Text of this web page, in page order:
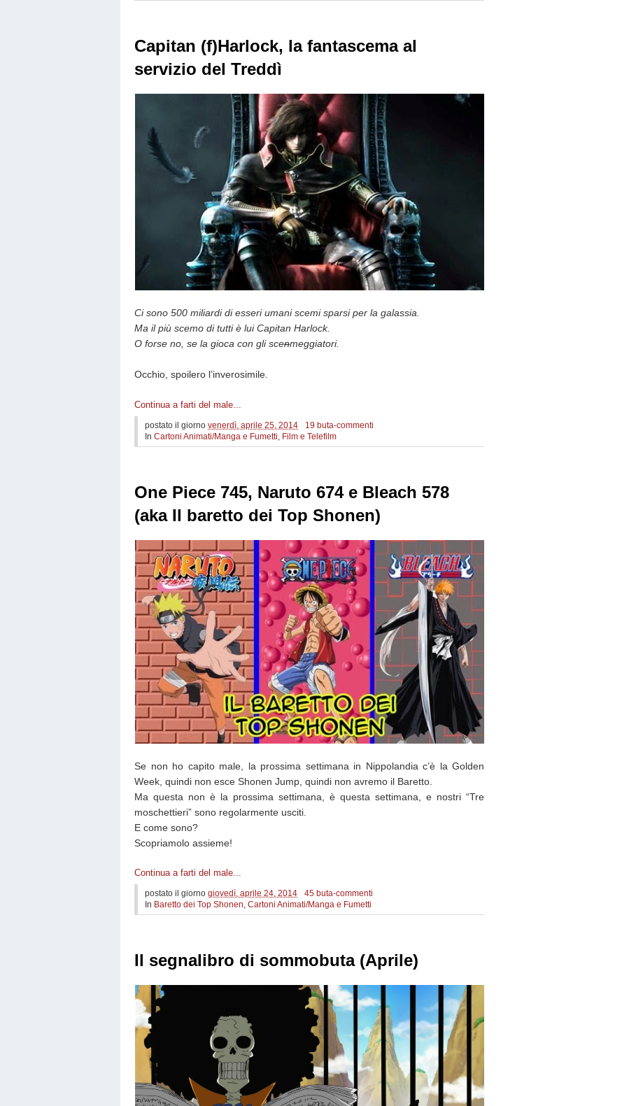
Capitan (f)Harlock, la fantascema al
servizio del Treddì
Ci sono 500 miliardi di esseri umani scemi sparsi per la galassia.
Ma il più scemo di tutti è lui Capitan Harlock.
O forse no, se la gioca con gli scenmeggiatori.
Occhio, spoilero l’inverosimile.
Continua a farti del male...
postato il giorno venerdì, aprile 25, 2014
19 buta-commenti
In Cartoni Animati/Manga e Fumetti Film e Telefilm
One Piece 745, Naruto 674 e Bleach 578
(aka Il baretto dei Top Shonen)
Se non ho capito male, la prossima settimana in Nippolandia c’è la Golden
Week, quindi non esce Shonen Jump, quindi non avremo il Baretto.
Ma questa non è la prossima settimana, è questa settimana, e nostri “Tre
moschettieri” sono regolarmente usciti.
E come sono?
Scopriamolo assieme!
Continua a farti del male...
postato il giorno giovedì, aprile 24, 2014
45 buta-commenti
In Baretto dei Top Shonen, Cartoni Animati/Manga e Fumetti
Il segnalibro di sommobuta (Aprile)